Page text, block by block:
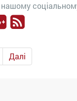
нашому
Далі